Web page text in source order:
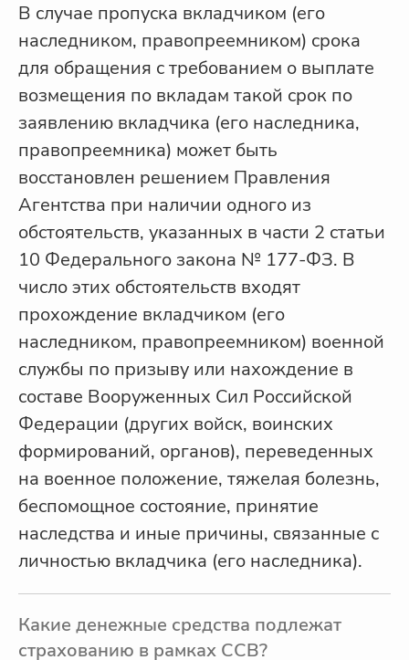
В случае пропуска вкладчиком (его
наследником, правопреемником) срока
для обращения с требованием о выплате
возмещения по вкладам такой срок по
заявлению вкладчика (его наследника,
правопреемника) может быть
восстановлен решением Правления
Агентства при наличии одного из
обстоятельств, указанных в части 2 статьи
10 Федерального закона № 177-ФЗ. В
число этих обстоятельств входят
прохождение вкладчиком (его
наследником, правопреемником) военной
службы по призыву или нахождение в
составе Вооруженных Сил Российской
Федерации (других войск, воинских
формирований, органов), переведенных
на военное положение, тяжелая болезнь,
беспомощное состояние, принятие
наследства и иные причины, связанные с
личностью вкладчика (его наследника).
Какие денежные средства подлежат
страхованию в рамках ССВ?